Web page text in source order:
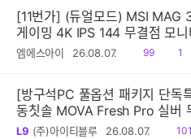
[11번가] (듀얼모드) MSI MAG
게이밍 4K IPS 144 무결점 모
엠에스아이 26.08.07.
읽
99
공1
[방구석PC 풀옵션 패키지 단독
동칫솔 MOVA Fresh Pro 실버
진동 음파 전동칫솔
L9 (주)아이티블루 26.08.07.
읽
101